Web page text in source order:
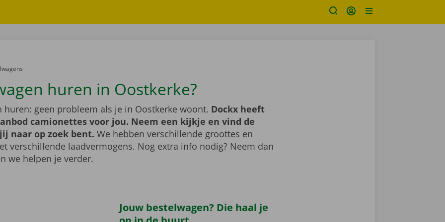
huren in Oostkerke?
huren: geen probleem als je in Oostkerke woont. Dockx heeft
camionettes voor jou. Neem een kijkje en vind de
naar op zoek bent. We hebben verschillende groottes en
verschillende laadvermogens. Nog extra info nodig? Neem dan
we helpen je verder.
Jouw bestelwagen? Die haal je